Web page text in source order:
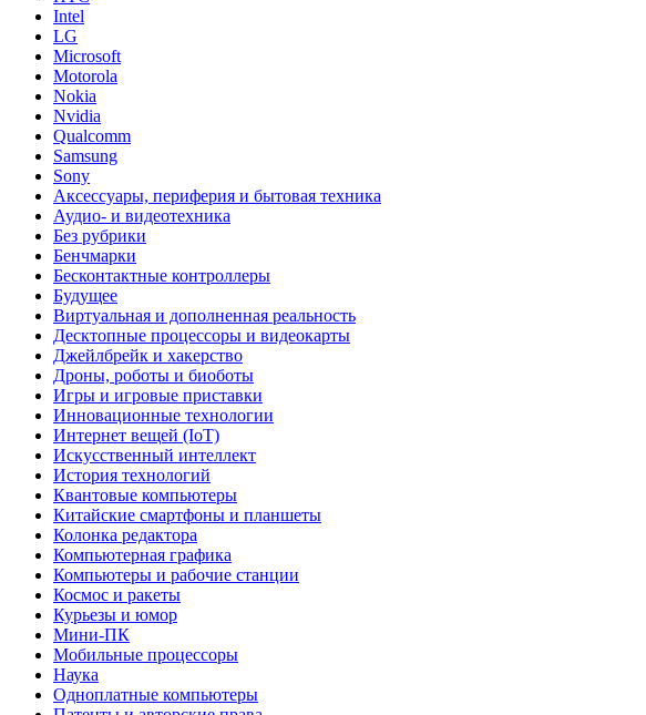
Intel
LG
Microsoft
Motorola
Nokia
Nvidia
Qualcomm
Samsung
Sony
Аксессуары, периферия и бытовая техника
Аудио- и видеотехника
Без рубрики
Бенчмарки
Бесконтактные контроллеры
Будущее
Виртуальная и дополненная реальность
Десктопные процессоры и видеокарты
Джейлбрейк и хакерство
Дроны, роботы и биоботы
Игры и игровые приставки
Инновационные технологии
Интернет вещей (IoT)
Искусственный интеллект
История технологий
Квантовые компьютеры
Китайские смартфоны и планшеты
Колонка редактора
Компьютерная графика
Компьютеры и рабочие станции
Космос и ракеты
Курьезы и юмор
Мини-ПК
Мобильные процессоры
Наука
Одноплатные компьютеры